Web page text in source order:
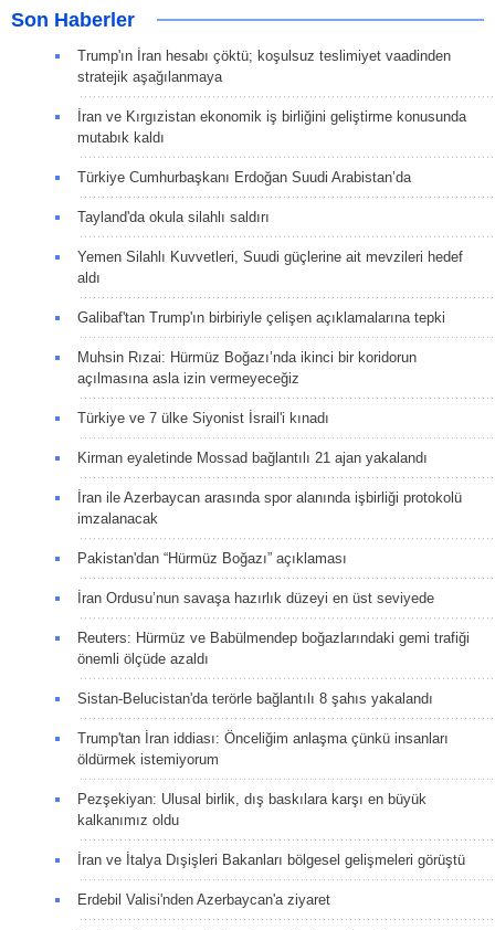
Son Haberler
Trump'ın İran hesabı çöktü; koşulsuz teslimiyet vaadinden
stratejik aşağılanmaya
İran ve Kırgızistan ekonomik iş birliğini geliştirme konusunda
mutabık kaldı
Türkiye Cumhurbaşkanı Erdoğan Suudi Arabistan’da
Tayland'da okula silahlı saldırı
Yemen Silahlı Kuvvetleri, Suudi güçlerine ait mevzileri hedef
aldı
Galibaf'tan Trump'ın birbiriyle çelişen açıklamalarına tepki
Muhsin Rızai: Hürmüz Boğazı’nda ikinci bir koridorun
açılmasına asla izin vermeyeceğiz
Türkiye ve 7 ülke Siyonist İsrail'i kınadı
Kirman eyaletinde Mossad bağlantılı 21 ajan yakalandı
İran ile Azerbaycan arasında spor alanında işbirliği protokolü
imzalanacak
Pakistan'dan “Hürmüz Boğazı” açıklaması
İran Ordusu’nun savaşa hazırlık düzeyi en üst seviyede
Reuters: Hürmüz ve Babülmendep boğazlarındaki gemi trafiği
önemli ölçüde azaldı
Sistan-Belucistan'da terörle bağlantılı 8 şahıs yakalandı
Trump'tan İran iddiası: Önceliğim anlaşma çünkü insanları
öldürmek istemiyorum
Pezşekiyan: Ulusal birlik, dış baskılara karşı en büyük
kalkanımız oldu
İran ve İtalya Dışişleri Bakanları bölgesel gelişmeleri görüştü
Erdebil Valisi'nden Azerbaycan'a ziyaret